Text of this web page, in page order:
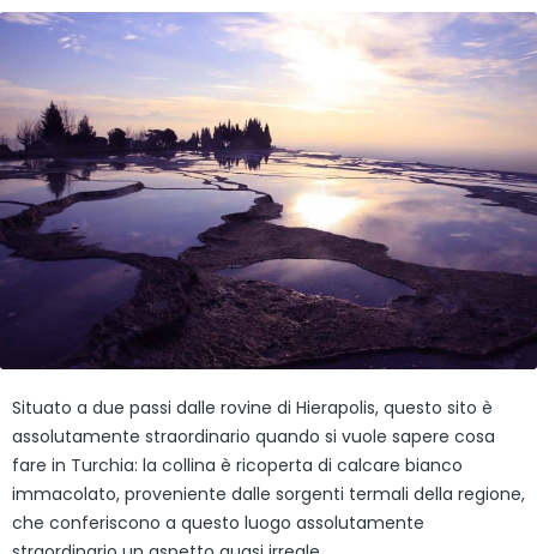
Situato a due passi dalle rovine di Hierapolis, questo sito è
assolutamente straordinario quando si vuole sapere cosa
fare in Turchia: la collina è ricoperta di calcare bianco
immacolato, proveniente dalle sorgenti termali della regione,
che conferiscono a questo luogo assolutamente